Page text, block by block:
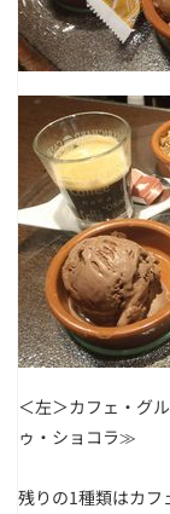
＜左＞カフェ・グ
ゥ・ショコラ≫
残りの1種類はカフ